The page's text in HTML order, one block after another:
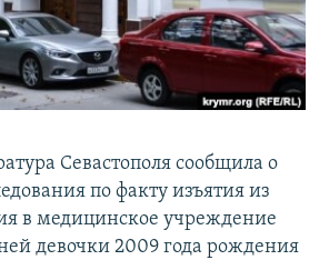
Севастополя сообщила о
по факту изъятия из
в медицинское учреждение
девочки 2009 года рождения